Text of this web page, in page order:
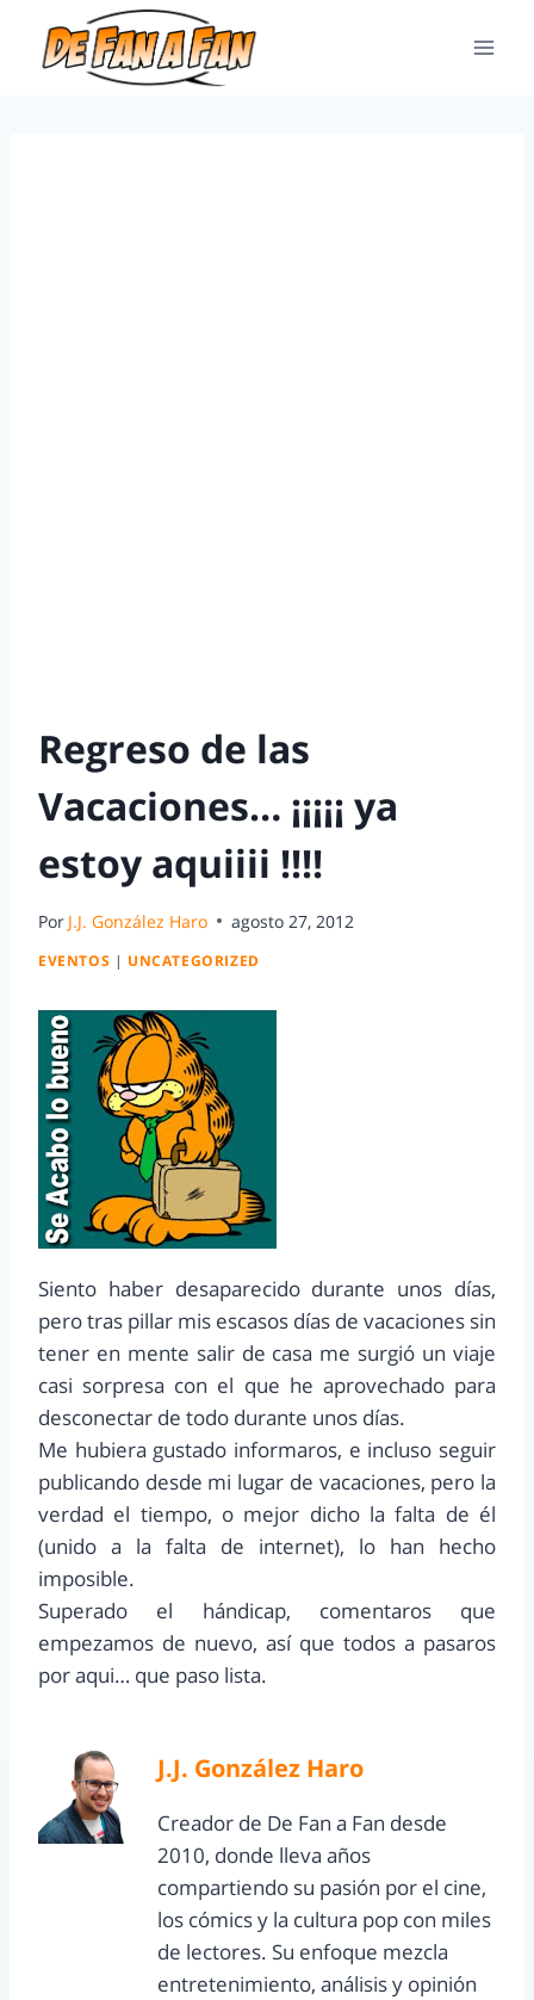
Regreso de las
Vacaciones… ¡¡¡¡¡ ya
estoy aquiiii !!!!
Por J.J. González Haro agosto 27, 2012
EVENTOS | UNCATEGORIZED
Siento haber desaparecido durante unos días,
pero tras pillar mis escasos días de vacaciones sin
tener en mente salir de casa me surgió un viaje
casi sorpresa con el que he aprovechado para
desconectar de todo durante unos días.
Me hubiera gustado informaros, e incluso seguir
publicando desde mi lugar de vacaciones, pero la
verdad el tiempo, o mejor dicho la falta de él
(unido a la falta de internet), lo han hecho
imposible.
Superado el hándicap, comentaros que
empezamos de nuevo, así que todos a pasaros
por aqui… que paso lista.
J.J. González Haro
Creador de De Fan a Fan desde
2010, donde lleva años
compartiendo su pasión por el cine,
los cómics y la cultura pop con miles
de lectores. Su enfoque mezcla
entretenimiento, análisis y opinión